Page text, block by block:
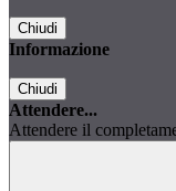
Chiudi
Informazione
Chiudi
Attendere...
Attendere il